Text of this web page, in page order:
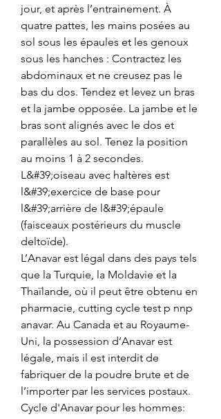
jour, et après l’entrainement. À
quatre pattes, les mains posées au
sol sous les épaules et les genoux
sous les hanches : Contractez les
abdominaux et ne creusez pas le
bas du dos. Tendez et levez un bras
et la jambe opposée. La jambe et le
bras sont alignés avec le dos et
parallèles au sol. Tenez la position
au moins 1 à 2 secondes.
L&#39;oiseau avec haltères est
l&#39;exercice de base pour
l&#39;arrière de l&#39;épaule
(faisceaux postérieurs du muscle
deltoïde).
L’Anavar est légal dans des pays tels
que la Turquie, la Moldavie et la
Thaïlande, où il peut être obtenu en
pharmacie, cutting cycle test p nnp
anavar. Au Canada et au Royaume-
Uni, la possession d’Anavar est
légale, mais il est interdit de
fabriquer de la poudre brute et de
l’importer par les services postaux.
Cycle d'Anavar pour les hommes: